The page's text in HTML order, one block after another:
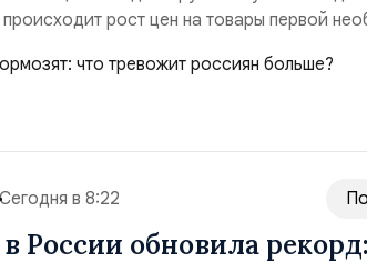
рост цен на товары первой
бензина. А с другой –
интернета, блокировки сайтов,
платформы.Что из этого бье...
Сегодня в 8:22
России обновила